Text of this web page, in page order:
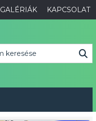
GALÉRIÁK KAPCSOLAT